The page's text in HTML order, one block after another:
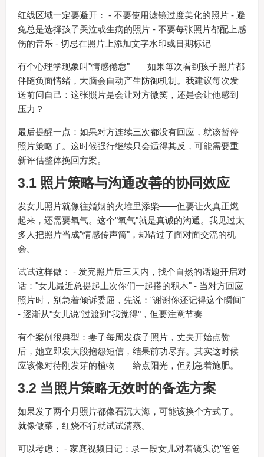
红线区域一定要避开： - 不要使用滤镜过度美化的照片 - 避
免总是选择孩子哭泣或生病的照片 - 不要每张照片都配上感
伤的音乐 - 切忌在照片上添加文字水印或日期标记
有个心理学现象叫"情感倦怠"——如果每次看到孩子照片都
伴随负面情绪，大脑会自动产生防御机制。我建议每次发
送前问自己：这张照片是会让对方微笑，还是会让他感到
压力？
最后提醒一点：如果对方连续三次都没有回应，就该暂停
照片策略了。这时候强行继续只会适得其反，可能需要重
新评估整体挽回方案。
3.1 照片策略与沟通改善的协同效应
发女儿照片就像往婚姻的火堆里添柴——但要让火真正燃
起来，还需要氧气。这个"氧气"就是真诚的沟通。我见过太
多人把照片当成"情感传声筒"，却错过了面对面交流的机
会。
试试这样做： - 发完照片后三天内，找个自然的话题开启对
话："女儿最近总提起上次你们一起搭的积木" - 当对方回应
照片时，别急着倾诉委屈，先说："谢谢你还记得这个瞬间"
- 逐渐从"女儿说"过渡到"我觉得"，但要注意节奏
有个案例很典型：妻子每周发孩子照片，丈夫开始点赞
后，她立即发大段抱怨短信，结果前功尽弃。其实这时候
应该像对待刚发芽的植物——给点阳光，但别急着施肥。
3.2 当照片策略无效时的备选方案
如果发了两个月照片都像石沉大海，可能该换个方式了。
就像做菜，红烧不行就试试清蒸。
可以考虑： - 家庭视频日记：录一段女儿对着镜头说"爸爸